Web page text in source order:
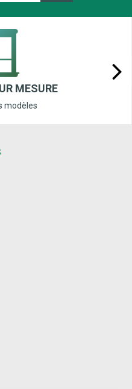
MESURE
modèles